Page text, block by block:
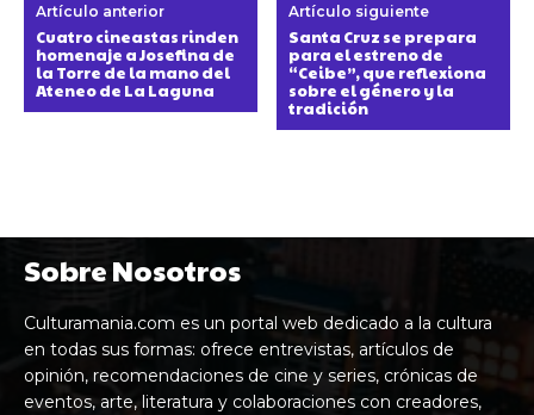
Artículo anterior
Cuatro cineastas rinden
homenaje a Josefina de
la Torre de la mano del
Ateneo de La Laguna
Artículo siguiente
Santa Cruz se prepara
para el estreno de
“Ceibe”, que reflexiona
sobre el género y la
tradición
Sobre Nosotros
Culturamania.com es un portal web dedicado a la cultura
en todas sus formas: ofrece entrevistas, artículos de
opinión, recomendaciones de cine y series, crónicas de
eventos, arte, literatura y colaboraciones con creadores,